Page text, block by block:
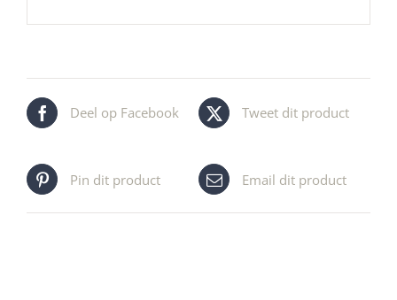
Deel op Facebook Tweet dit product
Pin dit product Email dit product